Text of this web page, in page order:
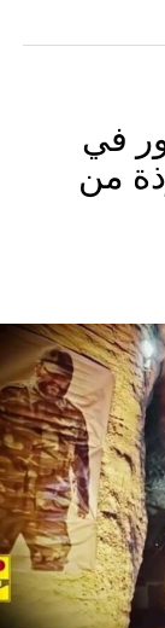
في
مأخوذة من